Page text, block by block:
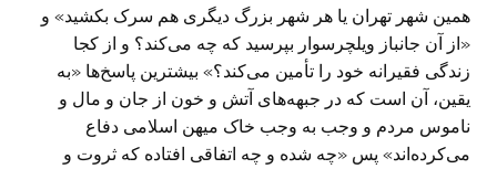
همین شهر تهران یا هر شهر بزرگ دیگری هم سرک بکشید» و
«از آن جانباز ویلچرسوار بپرسید که چه می‌کند؟ و از کجا
زندگی فقیرانه خود را تأمین می‌کند؟» بیشترین پاسخ‌ها «به
یقین، آن است که در جبهه‌های آتش و خون از جان و مال و
ناموس مردم و وجب به وجب خاک میهن اسلامی دفاع
می‌کرده‌اند» پس «چه شده و چه اتفاقی افتاده که ثروت و